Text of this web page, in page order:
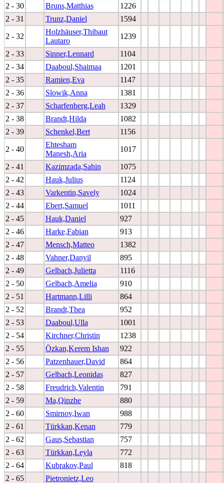
2 - 30
Bruns,Matthias
1226
2 - 31
Trunz,Daniel 1594
2 - 32
Holzhäuser,Thibaut
Lautaro
1239
2 - 33 Sinner,Lennard
1104
2 - 34
Daaboul,Shaimaa
1201
2 - 35
Ramien,Eva
1147
2 - 36
Slowik,Anna
1381
2 - 37
Scharfenberg,Leah
1329
2 - 38
Brandt,Hilda
1082
2 - 39
Schenkel,Bert 1156
2 - 40
Ehtesham
Manesh,Aria
1017
2 - 41 Kazimzada,Sahin
1075
2 - 42
Hauk,Julius
1124
2 - 43
Varkentin,Savely
1024
2 - 44
Ebert,Samuel
1011
2 - 45
Hauk,Daniel
927
2 - 46
Harke,Fabian
913
2 - 47
Mensch,Matteo
1382
2 - 48
Vahner,Danyil
895
2 - 49
Gelbach,Julietta
1116
2 - 50
Gelbach,Amelia
910
2 - 51
Hartmann,Lilli
864
2 - 52
Brandt,Thea
952
2 - 53
Daaboul,Ulla
1001
2 - 54
Kirchner,Christin
1238
2 - 55
Özkan,Kerem Ishan
922
2 - 56
Patzenhauer,David
864
2 - 57
Gelbach,Leonidas
827
2 - 58
Freudrich,Valentin
791
2 - 59
Ma,Qinzhe
880
2 - 60
Smirnov,Iwan
988
2 - 61
Türkkan,Kenan
779
2 - 62
Gaus,Sebastian
757
2 - 63
Türkkan,Leyla
772
2 - 64
Kubrakov,Paul
818
2 - 65
Pietronietz,Leo